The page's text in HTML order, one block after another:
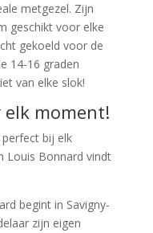
metgezel. Zijn
geschikt voor elke
gekoeld voor de
14-16 graden
van elke slok!
elk moment!
bij elk
Louis Bonnard vindt
begint in Savigny-
zijn eigen